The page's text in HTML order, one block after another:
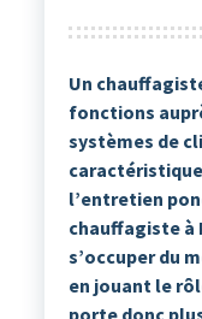
Un
fonctions
systèmes de
l’entretien
chauffagiste à
s’occuper du
en jouant le